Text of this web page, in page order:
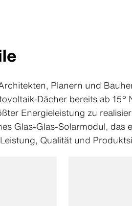
Planern und
Dächer bereits ab 15°
Energieleistung zu
Glas-Glas-Solarmodul, das
Qualität und